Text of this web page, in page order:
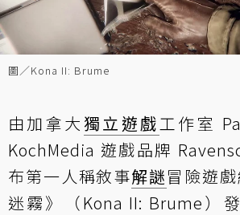
圖／Kona II: Brume
由加拿大 獨立遊戲工作室
KochMedia 遊戲品牌
布第一人稱敘事解謎冒險遊
迷霧》（Kona II: Brume）